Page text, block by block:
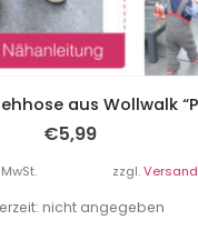
€5,99
zzgl.Versand
nicht angegeben